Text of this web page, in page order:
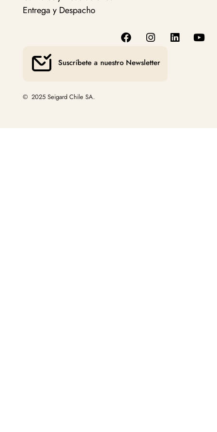
Entrega y Despacho
Suscríbete a nuestro Newsletter
© 2025 Seigard Chile SA.